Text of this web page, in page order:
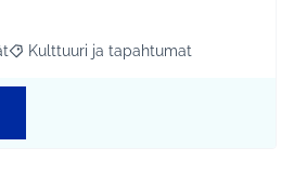
mukaan: Etelä-Tuusulan kylät
Rajaa tulokset teeman mukaan:
Kulttuuri ja tapahtumat